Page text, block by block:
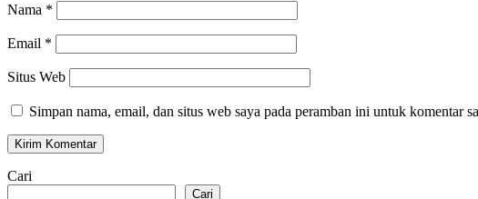
Nama *
Email *
Situs Web
Simpan nama, email, dan situs web saya pada peramban ini untuk komentar
Cari
Cari